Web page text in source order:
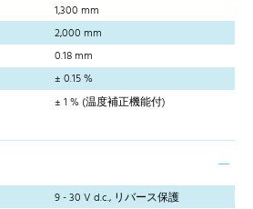
1,300 mm
2,000 mm
0.18 mm
± 0.15 %
± 1 % (温度補正機能付)
9 - 30 V d.c., リバース保護